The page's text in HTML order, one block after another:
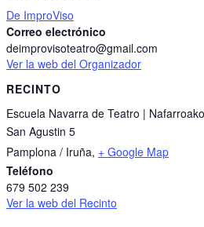
De ImproViso
Correo electrónico
deimprovisoteatro@gmail.com
Ver la web del Organizador
RECINTO
Escuela Navarra de Teatro |
San Agustin 5
Pamplona / Iruña, + Google Map
Teléfono
679 502 239
Ver la web del Recinto